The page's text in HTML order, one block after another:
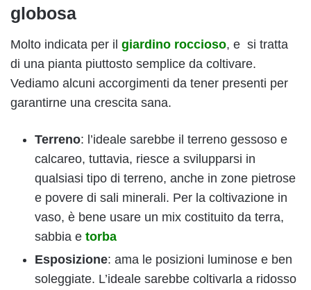
globosa
Molto indicata per il giardino roccioso, e si tratta
di una pianta piuttosto semplice da coltivare.
Vediamo alcuni accorgimenti da tener presenti per
garantirne una crescita sana.
Terreno: l’ideale sarebbe il terreno gessoso e
calcareo, tuttavia, riesce a svilupparsi in
qualsiasi tipo di terreno, anche in zone pietrose
e povere di sali minerali. Per la coltivazione in
vaso, è bene usare un mix costituito da terra,
sabbia e torba
Esposizione: ama le posizioni luminose e ben
soleggiate. L’ideale sarebbe coltivarla a ridosso